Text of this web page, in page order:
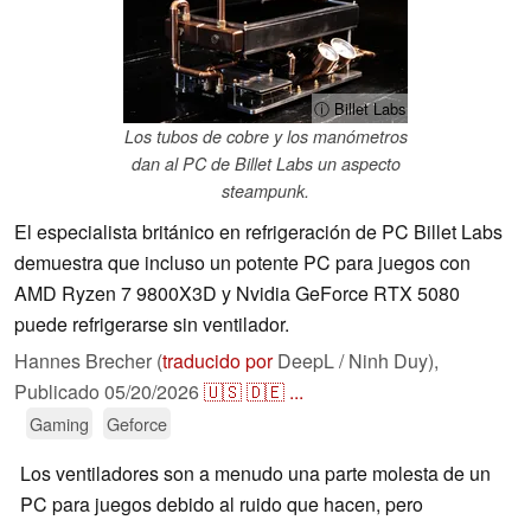
ⓘ Billet Labs
Los tubos de cobre y los manómetros
dan al PC de Billet Labs un aspecto
steampunk.
El especialista británico en refrigeración de PC Billet Labs
demuestra que incluso un potente PC para juegos con
AMD Ryzen 7 9800X3D y Nvidia GeForce RTX 5080
puede refrigerarse sin ventilador.
Hannes Brecher (traducido porDeepL / Ninh Duy),
Publicado 05/20/2026🇺🇸🇩🇪 ...
Gaming Geforce
Los ventiladores son a menudo una parte molesta de un
PC para juegos debido al ruido que hacen, pero